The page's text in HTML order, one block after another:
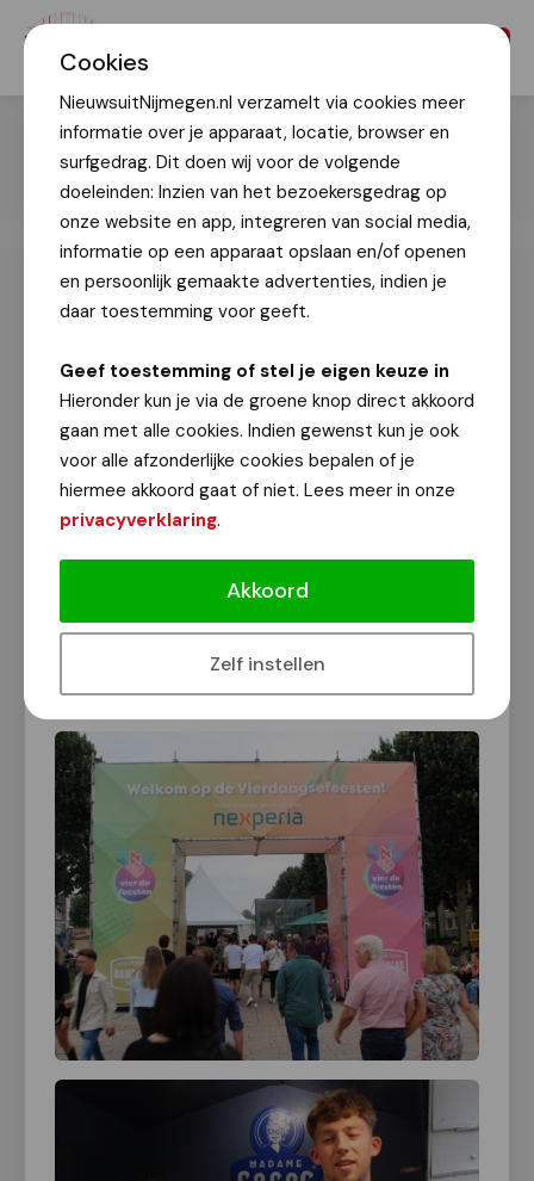
Cookies
NieuwsuitNijmegen.nl verzamelt via cookies meer
informatie over je apparaat, locatie, browser en
surfgedrag. Dit doen wij voor de volgende
doeleinden: Inzien van het bezoekersgedrag op
onze website en app, integreren van social media,
informatie op een apparaat opslaan en/of openen
en persoonlijk gemaakte advertenties, indien je
daar toestemming voor geeft.
Geef toestemming of stel je eigen keuze in
Hieronder kun je via de groene knop direct akkoord
gaan met alle cookies. Indien gewenst kun je ook
voor alle afzonderlijke cookies bepalen of je
hiermee akkoord gaat of niet. Lees meer in onze
privacyverklaring.
Akkoord
Zelf instellen
4Daagse 2023: Veel gezelligheid op
donderdag in Molenstraat, Grote
4Daagse 2023
20 juli 2023
Wat een superweek is dit toch! Elke avond
alleen maar leuke muziek, bier of wijn en veel
Klik op een foto voor vergrote weergave